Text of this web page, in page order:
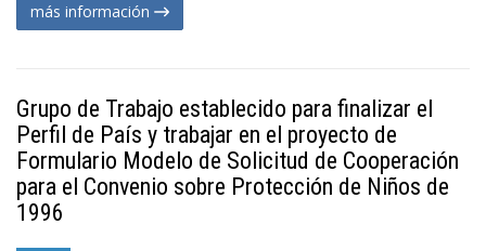
más información
Grupo de Trabajo establecido para finalizar el
Perfil de País y trabajar en el proyecto de
Formulario Modelo de Solicitud de Cooperación
para el Convenio sobre Protección de Niños de
1996